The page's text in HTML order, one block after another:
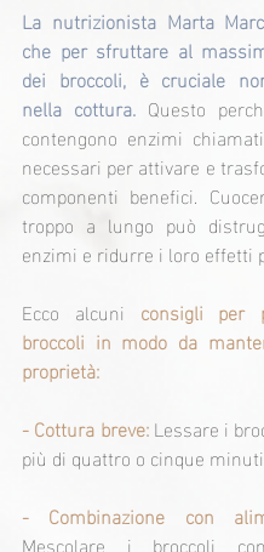
La nutrizionista Marta
che per sfruttare al
dei broccoli, è cruciale
nella cottura. Questo
contengono enzimi
necessari per attivare e
componenti benefici.
troppo a lungo può
enzimi e ridurre i loro effetti
Ecco alcuni consigli per
broccoli in modo da
proprietà:
- Cottura breve: Lessare i
più di quattro o cinque
Mescolare i broccoli